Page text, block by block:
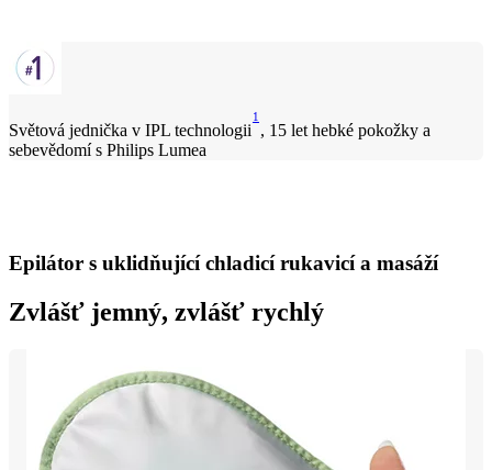
Světová jednička v IPL technologii
1
, 15 let hebké pokožky a
sebevědomí s Philips Lumea
Epilátor s uklidňující chladicí rukavicí a masáží
Zvlášť jemný, zvlášť rychlý